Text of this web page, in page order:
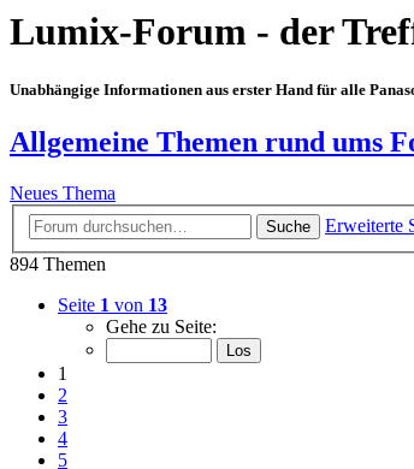
Lumix-Forum - der
Unabhängige Informationen aus erster Hand für alle
Allgemeine Themen rund ums
Neues Thema
Suche
Erweiterte
894 Themen
Seite 1 von 13
Gehe zu Seite:
1
2
3
4
5